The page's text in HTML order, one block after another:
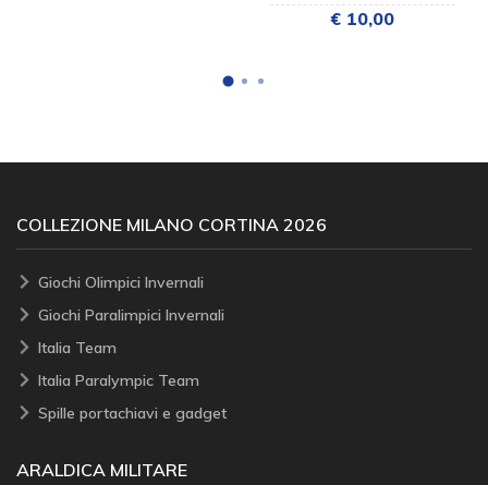
€ 10,00
COLLEZIONE MILANO CORTINA 2026
Giochi Olimpici Invernali
Giochi Paralimpici Invernali
Italia Team
Italia Paralympic Team
Spille portachiavi e gadget
ARALDICA MILITARE